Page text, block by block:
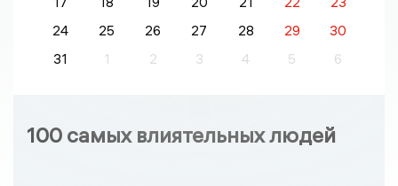
24
25 26 27 28 29
30
31
1 2 3 4 5 6
100 самых влиятельных людей